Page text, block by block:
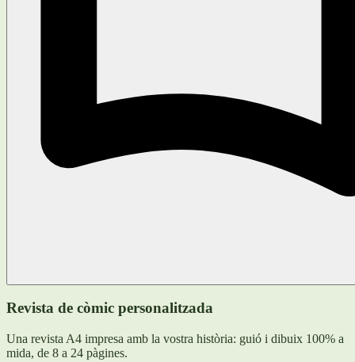
Revista de còmic personalitzada
Una revista A4 impresa amb la vostra història: guió i dibuix 100% a
mida, de 8 a 24 pàgines.